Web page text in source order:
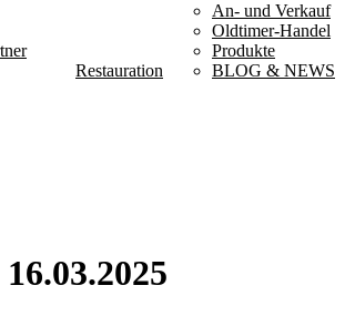
Restauration
An- und Verkauf
Oldtimer-Handel
Produkte
BLOG & NEWS